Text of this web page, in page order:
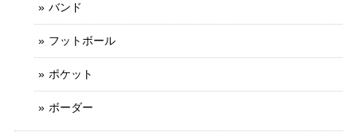
バンド
フットボール
ポケット
ボーダー